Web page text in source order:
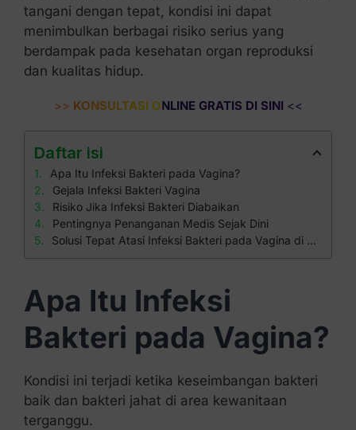
tangani dengan tepat, kondisi ini dapat
menimbulkan berbagai risiko serius yang
berdampak pada kesehatan organ reproduksi
dan kualitas hidup.
>> KONSULTASI ONLINE GRATIS DI SINI <<
Daftar isi
Apa Itu Infeksi Bakteri pada Vagina?
Gejala Infeksi Bakteri Vagina
Risiko Jika Infeksi Bakteri Diabaikan
Pentingnya Penanganan Medis Sejak Dini
Solusi Tepat Atasi Infeksi Bakteri pada Vagina di Klinik Apollo
Apa Itu Infeksi
Bakteri pada Vagina?
Kondisi ini terjadi ketika keseimbangan bakteri
baik dan bakteri jahat di area kewanitaan
terganggu.